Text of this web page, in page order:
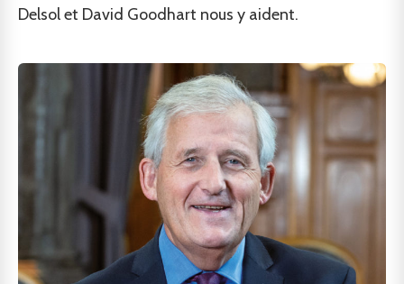
Delsol et David Goodhart nous y aident.